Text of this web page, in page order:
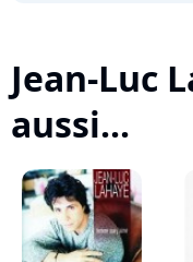
Jean-Luc
aussi...